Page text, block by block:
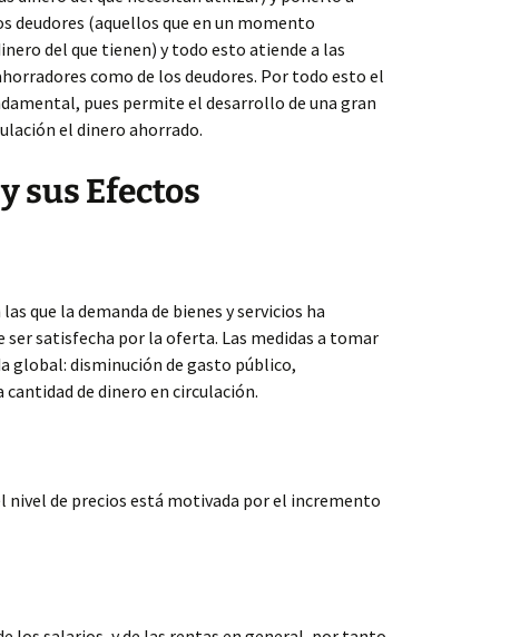
deudores (aquellos que en un momento
del que tienen) y todo esto atiende a las
como de los deudores. Por todo esto el
pues permite el desarrollo de una gran
el dinero ahorrado.
sus Efectos
que la demanda de bienes y servicios ha
satisfecha por la oferta. Las medidas a tomar
global: disminución de gasto público,
de dinero en circulación.
nivel de precios está motivada por el incremento